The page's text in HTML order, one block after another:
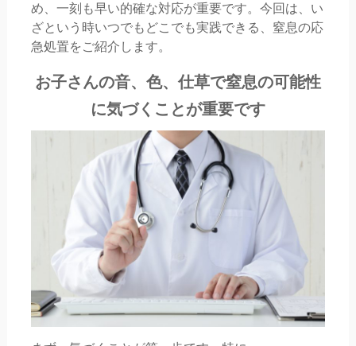
め、一刻も早い的確な対応が重要です。今回は、い
ざという時いつでもどこでも実践できる、窒息の応
急処置をご紹介します。
お子さんの音、色、仕草で窒息の可能性
に気づくことが重要です